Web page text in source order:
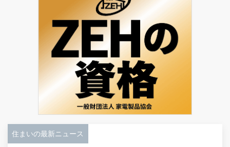
住まいの最新ニュース